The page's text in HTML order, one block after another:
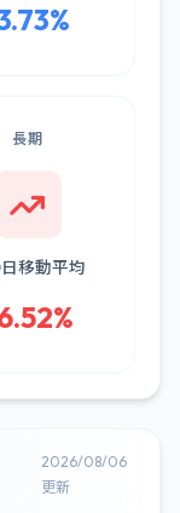
長期
移動平均
2026/08/06
更新